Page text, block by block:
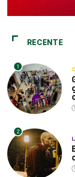
RECENTE
1
2